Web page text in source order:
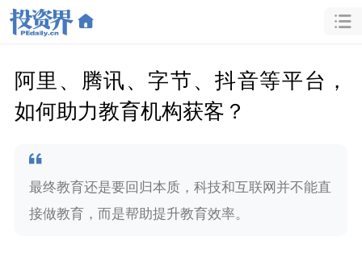
阿里、腾讯、字节、抖音等平台，
如何助力教育机构获客？
最终教育还是要回归本质，科技和互联网并不能直
接做教育，而是帮助提升教育效率。